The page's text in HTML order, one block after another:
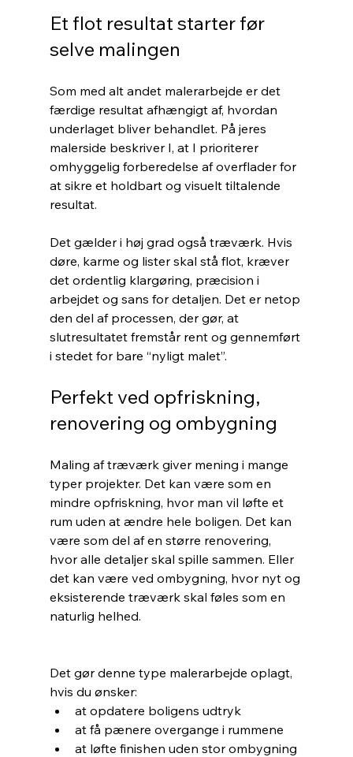
Et flot resultat starter før
selve malingen
Som med alt andet malerarbejde er det
færdige resultat afhængigt af, hvordan
underlaget bliver behandlet. På jeres
malerside beskriver I, at I prioriterer
omhyggelig forberedelse af overflader for
at sikre et holdbart og visuelt tiltalende
resultat.
Det gælder i høj grad også træværk. Hvis
døre, karme og lister skal stå flot, kræver
det ordentlig klargøring, præcision i
arbejdet og sans for detaljen. Det er netop
den del af processen, der gør, at
slutresultatet fremstår rent og gennemført
i stedet for bare “nyligt malet”.
Perfekt ved opfriskning,
renovering og ombygning
Maling af træværk giver mening i mange
typer projekter. Det kan være som en
mindre opfriskning, hvor man vil løfte et
rum uden at ændre hele boligen. Det kan
være som del af en større renovering,
hvor alle detaljer skal spille sammen. Eller
det kan være ved ombygning, hvor nyt og
eksisterende træværk skal føles som en
naturlig helhed.
Det gør denne type malerarbejde oplagt,
hvis du ønsker:
at opdatere boligens udtryk
at få pænere overgange i rummene
at løfte finishen uden stor ombygning